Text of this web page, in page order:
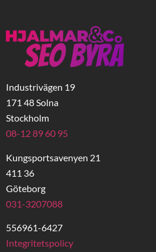
Industrivägen 19
171 48 Solna
Stockholm
08-12 89 60 95
Kungsportsavenyen 21
411 36
Göteborg
031-3207088
556961-6427
Integritetspolicy